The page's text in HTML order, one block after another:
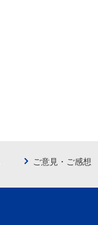
ご意見・ご感想